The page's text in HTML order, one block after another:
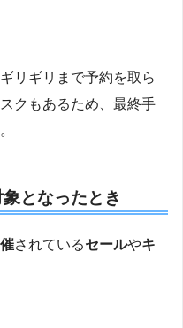
リギリまで予約を取ら
クもあるため、最終手
となったとき
されているセールやキ